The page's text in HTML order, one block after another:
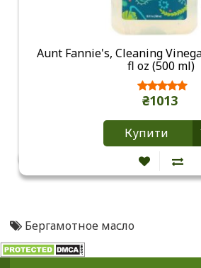
Aunt Fannie's, Cleaning
fl oz (500 ml)
₴1013
Купити
Бергамотное масло